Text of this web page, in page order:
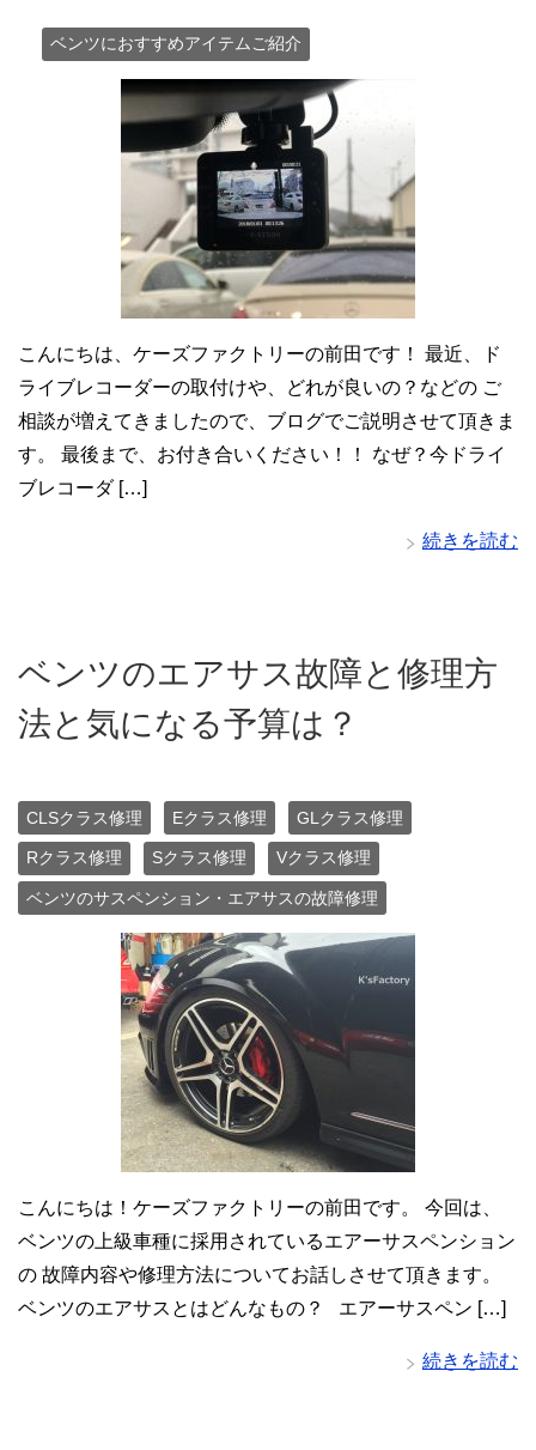
ベンツにおすすめアイテムご紹介
こんにちは、ケーズファクトリーの前田です！ 最近、ド
ライブレコーダーの取付けや、どれが良いの？などの ご
相談が増えてきましたので、ブログでご説明させて頂きま
す。 最後まで、お付き合いください！！ なぜ？今ドライ
ブレコーダ […]
続きを読む
ベンツのエアサス故障と修理方
法と気になる予算は？
CLSクラス修理 Eクラス修理 GLクラス修理
Rクラス修理 Sクラス修理 Vクラス修理
ベンツのサスペンション・エアサスの故障修理
こんにちは！ケーズファクトリーの前田です。 今回は、
ベンツの上級車種に採用されているエアーサスペンション
の 故障内容や修理方法についてお話しさせて頂きます。
ベンツのエアサスとはどんなもの？ エアーサスペン […]
続きを読む